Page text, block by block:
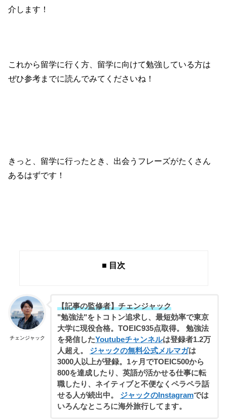
介します！
これから留学に行く方、留学に向けて勉強している方は
ぜひ参考までに読んでみてくださいね！
きっと、留学に行ったとき、出会うフレーズがたくさん
あるはずです！
■ 目次
チェンジャック
【記事の監修者】チェンジャック
"勉強法"をトコトン追求し、最短効率で東京
大学に現役合格。TOEIC935点取得。 勉強法
を発信したYoutubeチャンネルは登録者1.2万
人超え。 ジャックの無料公式メルマガは
3000人以上が登録。1ヶ月でTOEIC500から
800を達成したり、英語が活かせる仕事に転
職したり、ネイティブと不便なくペラペラ話
せる人が続出中。 ジャックのInstagramでは
いろんなところに海外旅行してます。